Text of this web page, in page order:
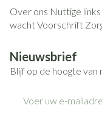
Over ons Nuttige links
wachtVoorschrift
Nieuwsbrief
Blijf op de hoogte